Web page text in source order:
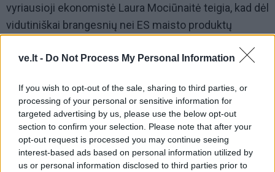
ve.lt - Do Not Process My Personal Information
If you wish to opt-out of the sale, sharing to third parties, or
processing of your personal or sensitive information for
targeted advertising by us, please use the below opt-out
section to confirm your selection. Please note that after your
opt-out request is processed you may continue seeing
interest-based ads based on personal information utilized by
us or personal information disclosed to third parties prior to
vyriausioji ekonomistė Laura Mociūnaitė teigia, kad dėl
vidutiniškai brangesnių nei ES maisto produktų
su prekybininkų sprendimais, tačiau jai didesnę įtaką
daro kiti veiksniai.
Didžiausią įtaką maisto kainoms daro žaliavų kainos,
tačiau svarbios ir energijos, transporto bei darbo
užmokesčio sąnaudos, todėl maisto kainų pokyčiai